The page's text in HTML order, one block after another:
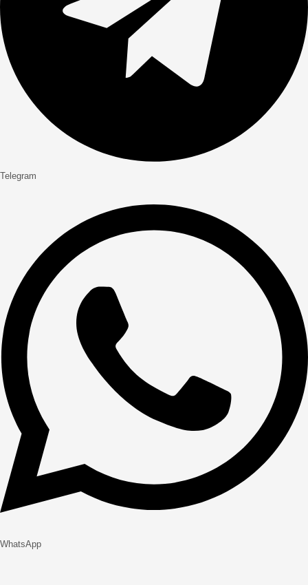
Telegram
WhatsApp